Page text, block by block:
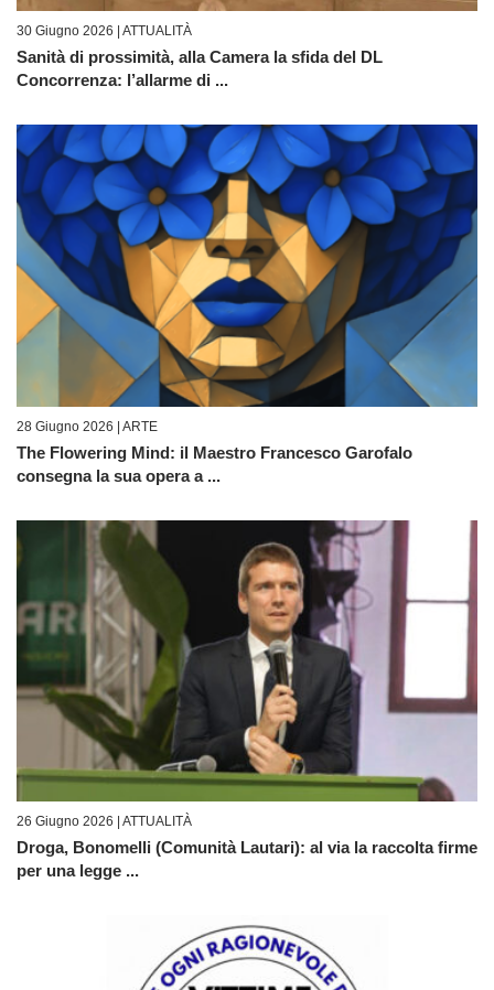
30 Giugno 2026 | ATTUALITÀ
Sanità di prossimità, alla Camera la sfida del DL
Concorrenza: l’allarme di ...
28 Giugno 2026 | ARTE
The Flowering Mind: il Maestro Francesco Garofalo
consegna la sua opera a ...
26 Giugno 2026 | ATTUALITÀ
Droga, Bonomelli (Comunità Lautari): al via la raccolta firme
per una legge ...